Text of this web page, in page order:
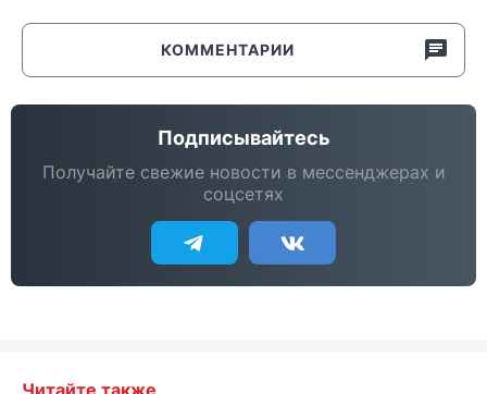
КОММЕНТАРИИ
Подписывайтесь
Получайте свежие новости в мессенджерах и
соцсетях